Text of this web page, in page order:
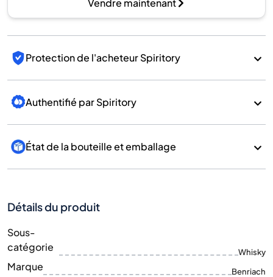
Vendre maintenant
Protection de l'acheteur Spiritory
Authentifié par Spiritory
État de la bouteille et emballage
Détails du produit
Sous-
catégorie
Whisky
Marque Benriach